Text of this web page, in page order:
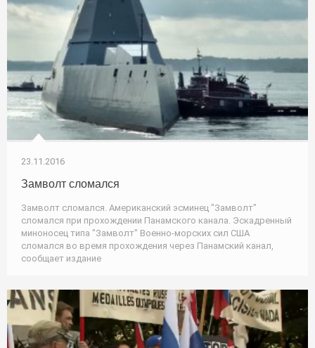
23.11.2016
Замволт сломался
Замволт сломался. Американский эсминец "Замволт"
сломался при прохождении Панамского канала. Эскадренный
миноносец типа "Замволт" Военно-морских сил США
сломался во время прохождения через Панамский канал,
сообщает издание